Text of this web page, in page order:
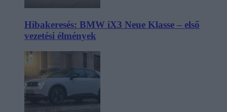
Hibakeresés: BMW iX3 Neue Klasse – első
vezetési élmények